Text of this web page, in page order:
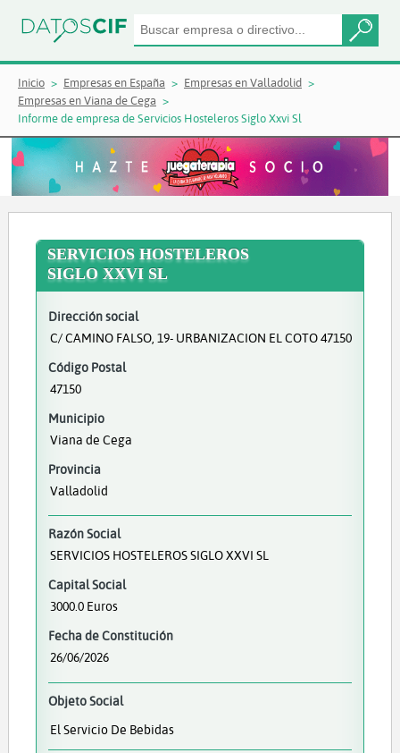
Inicio Empresas en España
Empresas en Valladolid
Empresas en Viana de Cega
Informe de empresa de Servicios Hosteleros Siglo Xxvi Sl
SERVICIOS HOSTELEROS
SIGLO XXVI SL
Dirección social
C/ CAMINO FALSO, 19- URBANIZACION EL COTO 47150
Código Postal
47150
Municipio
Viana de Cega
Provincia
Valladolid
Razón Social
SERVICIOS HOSTELEROS SIGLO XXVI SL
Capital Social
3000.0 Euros
Fecha de Constitución
26/06/2026
Objeto Social
El Servicio De Bebidas